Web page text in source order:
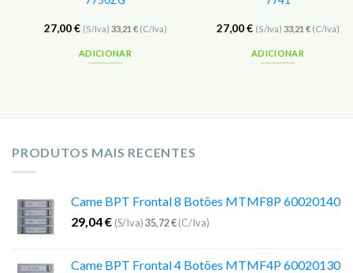
27,00€ (S/Iva) 33,21 €(C/Iva)
ADICIONAR
27,00€ (S/Iva) 33,21 €(C/Iva)
ADICIONAR
PRODUTOS MAIS RECENTES
Came BPT Frontal 8 Botões MTMF8P 60020140
29,04€ (S/Iva)35,72€(C/Iva)
Came BPT Frontal 4 Botões MTMF4P 60020130